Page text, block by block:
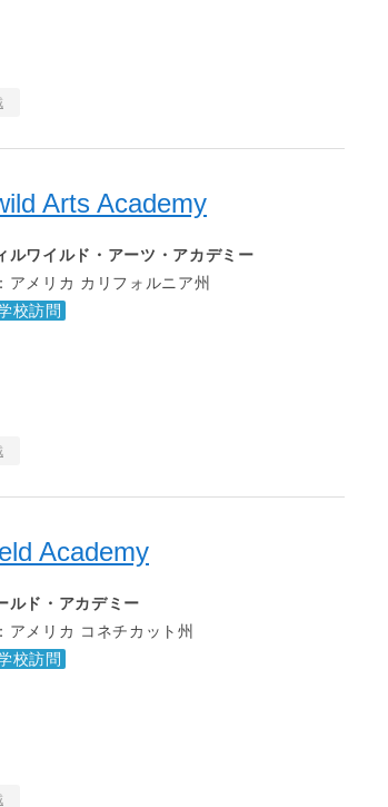
Arts Academy
ルワイルド・アーツ・アカデミー
アメリカ カリフォルニア州
校訪問
Academy
ルド・アカデミー
アメリカ コネチカット州
校訪問